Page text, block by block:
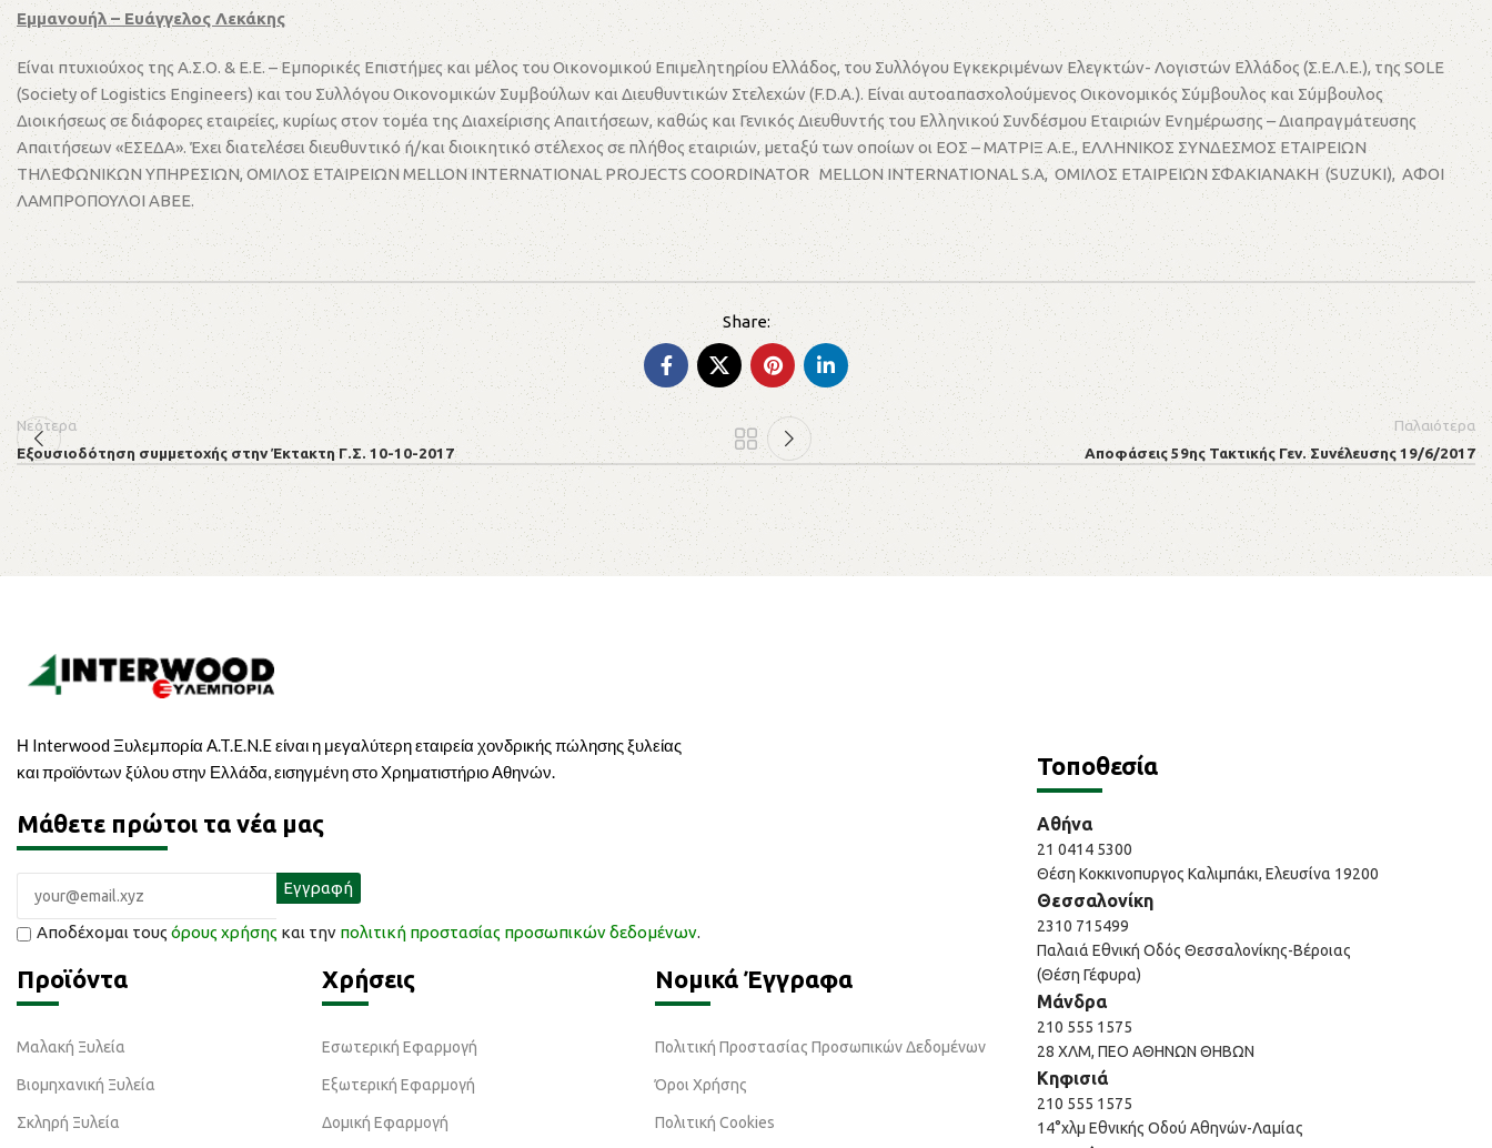
Εμμανουήλ – Ευάγγελος Λεκάκης
Είναι πτυχιούχος της Α.Σ.Ο. & Ε.Ε. – Εμπορικές Επιστήμες και μέλος του Οικονομικού Επιμελητηρίου Ελλάδος, του Συλλόγου Εγκεκριμένων Ελεγκτών- Λογιστών Ελλάδος (Σ.Ε.Λ.Ε.), της SOLE
(Society of Logistics Engineers) και του Συλλόγου Οικονομικών Συμβούλων και Διευθυντικών Στελεχών (F.D.A.). Είναι αυτοαπασχολούμενος Οικονομικός Σύμβουλος και Σύμβουλος
Διοικήσεως σε διάφορες εταιρείες, κυρίως στον τομέα της Διαχείρισης Απαιτήσεων, καθώς και Γενικός Διευθυντής του Ελληνικού Συνδέσμου Εταιριών Ενημέρωσης – Διαπραγμάτευσης
Απαιτήσεων «ΕΣΕΔΑ». Έχει διατελέσει διευθυντικό ή/και διοικητικό στέλεχος σε πλήθος εταιριών, μεταξύ των οποίων οι ΕΟΣ – ΜΑΤΡΙΞ Α.Ε., ΕΛΛΗΝΙΚΟΣ ΣΥΝΔΕΣΜΟΣ ΕΤΑΙΡΕΙΩΝ
ΤΗΛΕΦΩΝΙΚΩΝ ΥΠΗΡΕΣΙΩΝ, ΟΜΙΛΟΣ ΕΤΑΙΡΕΙΩΝ ΜELLON INTERNATIONAL PROJECTS COORDINATOR MELLON INTERNATIONAL S.A, ΟΜΙΛΟΣ ΕΤΑΙΡΕΙΩΝ ΣΦΑΚΙΑΝΑΚΗ (SUZUKI), ΑΦΟΙ
ΛΑΜΠΡΟΠΟΥΛΟΙ ΑΒΕΕ.
Νεότερα
Εξουσιοδότηση συμμετοχής στην Έκτακτη Γ.Σ. 10-10-2017
Παλαιότερα
Αποφάσεις 59ης Τακτικής Γεν. Συνέλευσης 19/6/2017
Η Interwood Ξυλεμπορία A.T.E.N.E είναι η μεγαλύτερη εταιρεία χονδρικής πώλησης ξυλείας
και προϊόντων ξύλου στην Ελλάδα, εισηγμένη στο Χρηματιστήριο Αθηνών.
Μάθετε πρώτοι τα νέα μας
Αποδέχομαι τους όρους χρήσης και την πολιτική προστασίας προσωπικών δεδομένων.
Προϊόντα
Μαλακή Ξυλεία
Βιομηχανική Ξυλεία
Σκληρή Ξυλεία
Χρήσεις
Εσωτερική Εφαρμογή
Εξωτερική Εφαρμογή
Δομική Εφαρμογή
Νομικά Έγγραφα
Πολιτική Προστασίας Προσωπικών Δεδομένων
Όροι Χρήσης
Πολιτική Cookies
Τοποθεσία
Αθήνα
21 0414 5300
Θέση Κοκκινοπυργος Καλιμπάκι, Ελευσίνα 19200
Θεσσαλονίκη
2310 715499
Παλαιά Εθνική Οδός Θεσσαλονίκης-Βέροιας
(Θέση Γέφυρα)
Μάνδρα
210 555 1575
28 ΧΛΜ, ΠΕΟ ΑΘΗΝΩΝ ΘΗΒΩΝ
Κηφισιά
210 555 1575
14°χλμ Εθνικής Οδού Αθηνών-Λαμίας